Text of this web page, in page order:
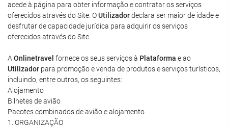
acede à página para obter informação e contratar os serviços
oferecidos através do Site. OUtilizadordeclara ser maior de idade e
desfrutar de capacidade jurídica para adquirir os serviços
oferecidos através do Site.
A Onlinetravel fornece os seus serviços à Plataforma e ao
Utilizador para promoção e venda de produtos e serviços turísticos,
incluindo, entre outros, os seguintes:
Alojamento
Bilhetes de avião
Pacotes combinados de avião e alojamento
1. ORGANIZAÇÃO